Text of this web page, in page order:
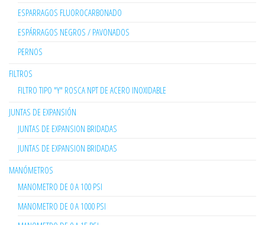
ESPARRAGOS FLUOROCARBONADO
ESPÁRRAGOS NEGROS / PAVONADOS
PERNOS
FILTROS
FILTRO TIPO "Y" ROSCA NPT DE ACERO INOXIDABLE
JUNTAS DE EXPANSIÓN
JUNTAS DE EXPANSION BRIDADAS
JUNTAS DE EXPANSION BRIDADAS
MANÓMETROS
MANOMETRO DE 0 A 100 PSI
MANOMETRO DE 0 A 1000 PSI